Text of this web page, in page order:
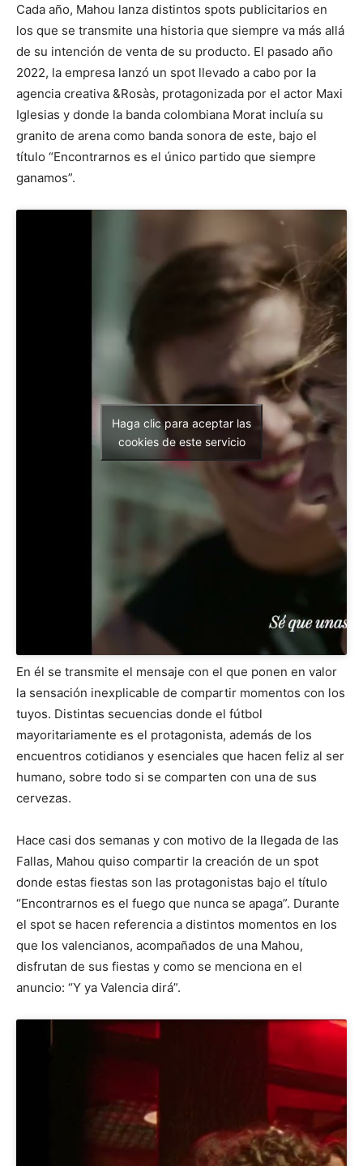
Cada año, Mahou lanza distintos spots publicitarios en
los que se transmite una historia que siempre va más allá
de su intención de venta de su producto. El pasado año
2022, la empresa lanzó un spot llevado a cabo por la
agencia creativa &Rosàs, protagonizada por el actor Maxi
Iglesias y donde la banda colombiana Morat incluía su
granito de arena como banda sonora de este, bajo el
título “Encontrarnos es el único partido que siempre
ganamos”.
Haga clic para aceptar las
cookies de este servicio
En él se transmite el mensaje con el que ponen en valor
la sensación inexplicable de compartir momentos con los
tuyos. Distintas secuencias donde el fútbol
mayoritariamente es el protagonista, además de los
encuentros cotidianos y esenciales que hacen feliz al ser
humano, sobre todo si se comparten con una de sus
cervezas.
Hace casi dos semanas y con motivo de la llegada de las
Fallas, Mahou quiso compartir la creación de un spot
donde estas fiestas son las protagonistas bajo el título
“Encontrarnos es el fuego que nunca se apaga”. Durante
el spot se hacen referencia a distintos momentos en los
que los valencianos, acompañados de una Mahou,
disfrutan de sus fiestas y como se menciona en el
anuncio: “Y ya Valencia dirá”.